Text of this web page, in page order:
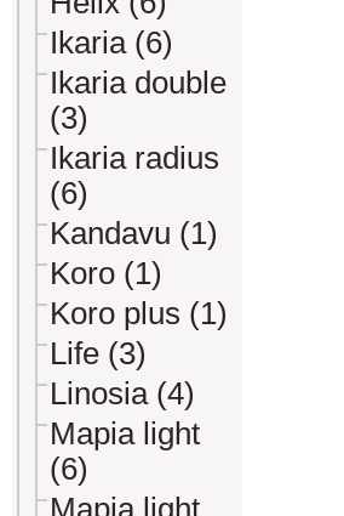
Ikaria (6)
Ikaria double
(3)
Ikaria radius
(6)
Kandavu (1)
Koro (1)
Koro plus (1)
Life (3)
Linosia (4)
Mapia light
(6)
Mapia light